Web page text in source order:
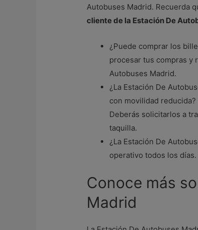
Autobuses Madrid. Recuerda
cliente de la Estación De
¿Puede comprar los
procesar tus compras y
Autobuses Madrid.
¿La Estación De
con movilidad
Deberás solicitarlos a
taquilla.
¿La Estación De
operativo todos los días.
Conoce más
Madrid